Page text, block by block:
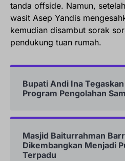
tanda offside. Namun,
wasit Asep Yandis
kemudian disambut sorak
pendukung tuan rumah.
Bupati Andi Ina
Program Pengolahan
Masjid Baiturrahman
Dikembangkan Menjadi
Terpadu